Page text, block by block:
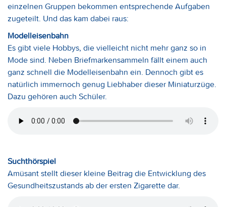
einzelnen Gruppen bekommen entsprechende Aufgaben
zugeteilt. Und das kam dabei raus:
Modelleisenbahn
Es gibt viele Hobbys, die vielleicht nicht mehr ganz so in
Mode sind. Neben Briefmarkensammeln fällt einem auch
ganz schnell die Modelleisenbahn ein. Dennoch gibt es
natürlich immernoch genug Liebhaber dieser Miniaturzüge.
Dazu gehören auch Schüler.
Suchthörspiel
Amüsant stellt dieser kleine Beitrag die Entwicklung des
Gesundheitszustands ab der ersten Zigarette dar.